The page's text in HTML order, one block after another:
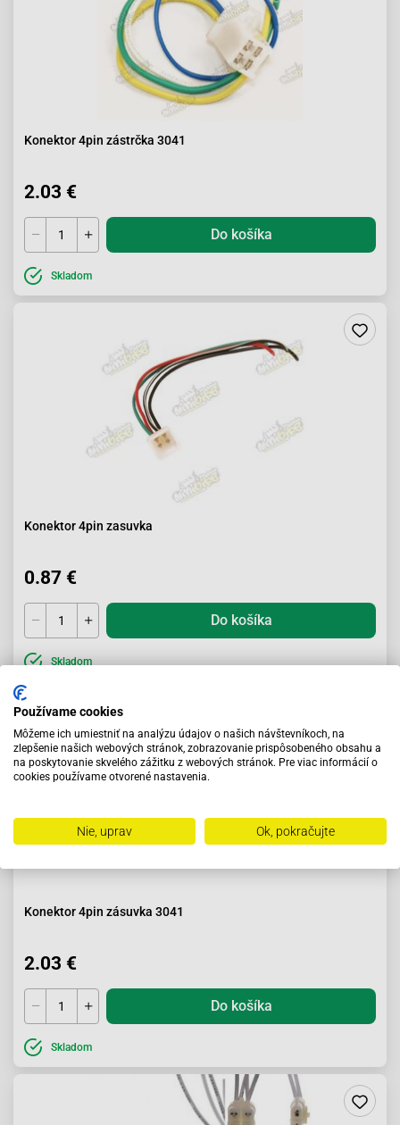
Konektor 4pin zástrčka 3041
2.03 €
Do košíka
Skladom
Konektor 4pin zasuvka
0.87 €
Do košíka
Skladom
Konektor 4pin zásuvka 3041
2.03 €
Do košíka
Skladom
Používame cookies
Môžeme ich umiestniť na analýzu údajov o našich návštevníkoch, na
zlepšenie našich webových stránok, zobrazovanie prispôsobeného obsahu a
na poskytovanie skvelého zážitku z webových stránok. Pre viac informácií o
cookies používame otvorené nastavenia.
Nie, uprav Ok, pokračujte